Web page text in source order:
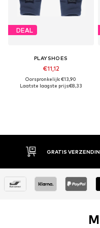
DEAL
PLAYSHOES
€11,12
Oorspronkelijk: €13,90
Laatste laagste prijs:€8,33
GRATIS VERZENDING* &